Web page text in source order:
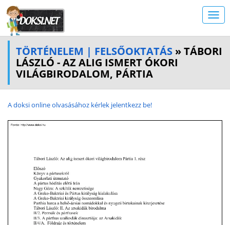
TÖRTÉNELEM | FELSŐOKTATÁS » TÁBORI
LÁSZLÓ - AZ ALIG ISMERT ÓKORI
VILÁGBIRODALOM, PÁRTIA
A doksi online olvasásához kérlek jelentkezz be!